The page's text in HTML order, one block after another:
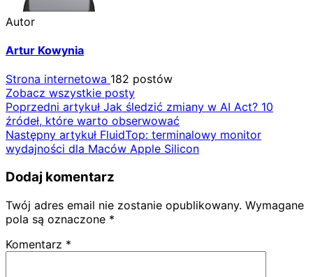
Autor
Artur Kowynia
Strona internetowa 182 postów
Zobacz wszystkie posty
Nawigacja
wpisu
Poprzedni artykuł Jak śledzić zmiany w AI Act? 10
źródeł, które warto obserwować
Następny artykuł FluidTop: terminalowy monitor
wydajności dla Maców Apple Silicon
Dodaj komentarz
Twój adres email nie zostanie opublikowany. Wymagane
pola są oznaczone *
Komentarz *